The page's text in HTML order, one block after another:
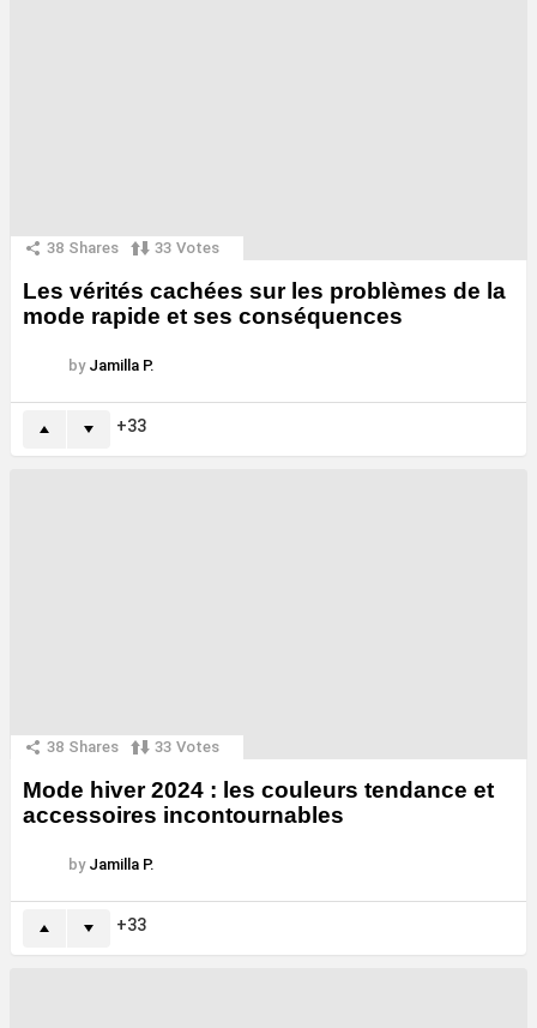
38 Shares 33 Votes
Les vérités cachées sur les problèmes de la
mode rapide et ses conséquences
by Jamilla P.
33
38 Shares 33 Votes
Mode hiver 2024 : les couleurs tendance et
accessoires incontournables
by Jamilla P.
33